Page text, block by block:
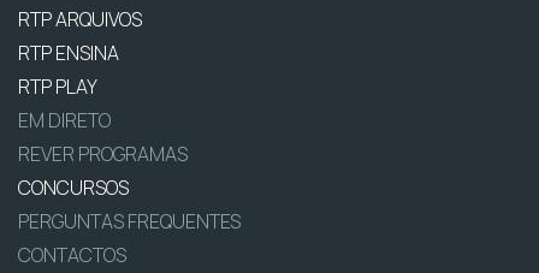
RTP ARQUIVOS
RTP ENSINA
RTP PLAY
EM DIRETO
REVER PROGRAMAS
CONCURSOS
PERGUNTAS FREQUENTES
CONTACTOS